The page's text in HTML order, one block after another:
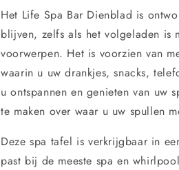
Het Life Spa Bar Dienblad is
blijven, zelfs als het volgeladen is
voorwerpen. Het is voorzien van
waarin u uw drankjes, snacks,
u ontspannen en genieten van uw
te maken over waar u uw spullen
Deze spa tafel is verkrijgbaar in
past bij de meeste spa en